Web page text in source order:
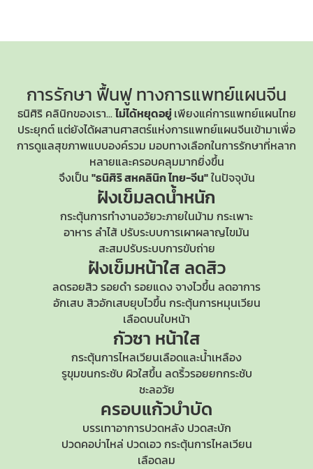
การรักษา ฟื้นฟูทางการแพทย์แผนจีน
ธนิศิริ คลินิกของเรา...ไม่ได้หยุดอยู่เพียงแค่การแพทย์แผนไทย
ประยุกต์ แต่ยังได้ผสานศาสตร์แห่งการแพทย์แผนจีนเข้ามาเพื่อ
การดูแลสุขภาพแบบองค์รวม มอบทางเลือกในการรักษาที่หลาก
หลายและครอบคลุมมากยิ่งขึ้น
จึงเป็น "ธนิศิริ สหคลินิก ไทย-จีน"ในปัจจุบัน
ฝังเข็มลดน้ำหนัก
กระตุ้นการทำงานอวัยวะภายในม้าม กระเพาะ
อาหาร ลำไส้ ปรับระบบการเผาผลาญไขมัน
สะสมปรับระบบการขับถ่าย
ฝังเข็มหน้าใส ลดสิว
ลดรอยสิว รอยดำ รอยแดง จางไวขึ้น ลดอาการ
อักเสบ สิวอักเสบยุบไวขึ้น กระตุ้นการหมุนเวียน
เลือดบนใบหน้า
กัวซา หน้าใส
กระตุ้นการไหลเวียนเลือดและน้ำเหลือง
รูขุมขนกระชับ ผิวใสขึ้น ลดริ้วรอยยกกระชับ
ชะลอวัย
ครอบแก้วบำบัด
บรรเทาอาการปวดหลัง ปวดสะบัก
ปวดคอบ่าไหล่ ปวดเอว กระตุ้นการไหลเวียน
เลือดลม